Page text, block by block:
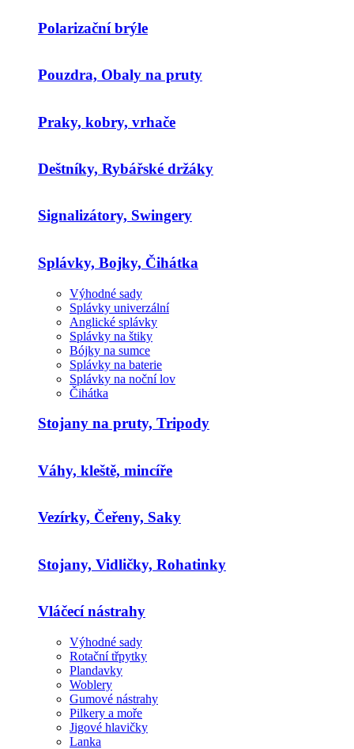
Polarizační brýle
Pouzdra, Obaly na pruty
Praky, kobry, vrhače
Deštníky, Rybářské držáky
Signalizátory, Swingery
Splávky, Bojky, Čihátka
Výhodné sady
Splávky univerzální
Anglické splávky
Splávky na štiky
Bójky na sumce
Splávky na baterie
Splávky na noční lov
Čihátka
Stojany na pruty, Tripody
Váhy, kleště, mincíře
Vezírky, Čeřeny, Saky
Stojany, Vidličky, Rohatinky
Vláčecí nástrahy
Výhodné sady
Rotační třpytky
Plandavky
Woblery
Gumové nástrahy
Pilkery a moře
Jigové hlavičky
Lanka